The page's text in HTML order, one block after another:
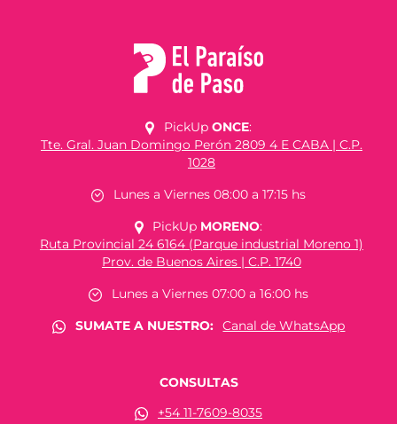
PickUp ONCE:
Tte. Gral. Juan Domingo Perón 2809 4 E CABA | C.P.
1028
Lunes a Viernes 08:00 a 17:15 hs
PickUp MORENO:
Ruta Provincial 24 6164 (Parque industrial Moreno 1)
Prov. de Buenos Aires | C.P. 1740
Lunes a Viernes 07:00 a 16:00 hs
SUMATE A NUESTRO:
Canal de WhatsApp
CONSULTAS
+54 11-7609-8035